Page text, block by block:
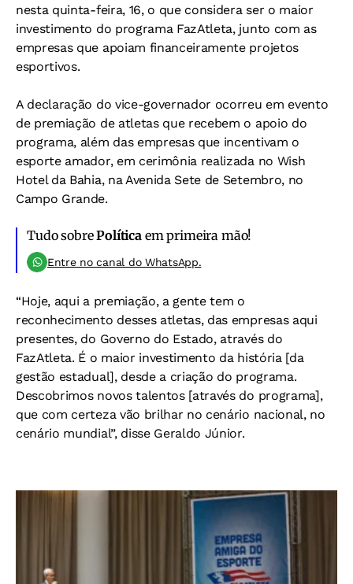
nesta quinta-feira, 16, o que considera ser o maior
investimento do programa FazAtleta, junto com as
empresas que apoiam financeiramente projetos
esportivos.
A declaração do vice-governador ocorreu em evento
de premiação de atletas que recebem o apoio do
programa, além das empresas que incentivam o
esporte amador, em cerimônia realizada no Wish
Hotel da Bahia, na Avenida Sete de Setembro, no
Campo Grande.
Tudo sobrePolíticaem primeira mão!
Entre no canal do WhatsApp.
“Hoje, aqui a premiação, a gente tem o
reconhecimento desses atletas, das empresas aqui
presentes, do Governo do Estado, através do
FazAtleta. É o maior investimento da história [da
gestão estadual], desde a criação do programa.
Descobrimos novos talentos [através do programa],
que com certeza vão brilhar no cenário nacional, no
cenário mundial”, disse Geraldo Júnior.